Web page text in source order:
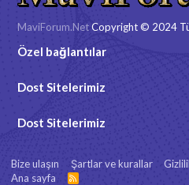
MaviForum.NetCopyright © 2024
Özel bağlantılar
Dost Sitelerimiz
Dost Sitelerimiz
Bize ulaşın Şartlar ve kurallar
Ana sayfa
R